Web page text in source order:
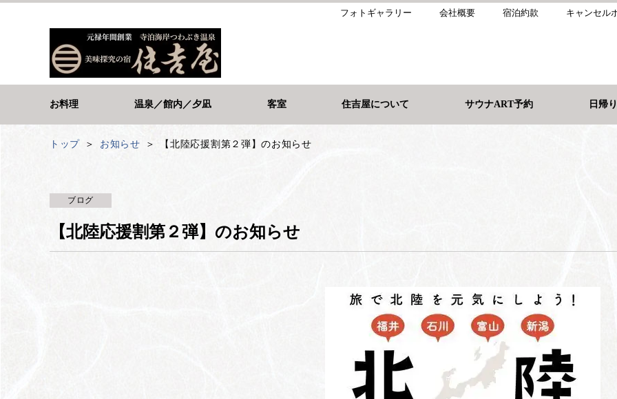
フォトギャラリー 会社概要 宿泊約款 キャンセル
お料理 温泉／館内／夕凪 客室 住吉屋について サウナART予約 日帰
トップ お知らせ 【北陸応援割第２弾】のお知らせ
ブログ
【北陸応援割第２弾】のお知らせ